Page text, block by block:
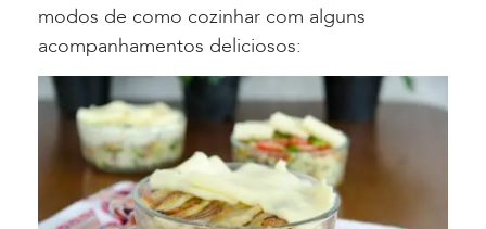
modos de como cozinhar com alguns
acompanhamentos deliciosos: